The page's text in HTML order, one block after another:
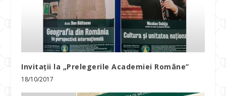
Invitații la „Prelegerile Academiei Române”
18/10/2017